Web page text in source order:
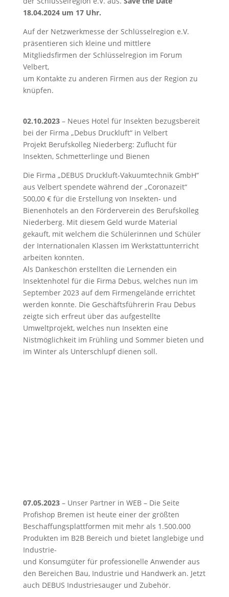
18.04.2024 um 17 Uhr.
Auf der Netzwerkmesse der Schlüsselregion e.V.
präsentieren sich kleine und mittlere
Mitgliedsfirmen der Schlüsselregion im Forum
Velbert,
um Kontakte zu anderen Firmen aus der Region zu
knüpfen.
02.10.2023– Neues Hotel für Insekten bezugsbereit
bei der Firma „Debus Druckluft“ in Velbert
Projekt Berufskolleg Niederberg: Zuflucht für
Insekten, Schmetterlinge und Bienen
Die Firma „DEBUS Druckluft-Vakuumtechnik GmbH“
aus Velbert spendete während der „Coronazeit“
500,00 € für die Erstellung von Insekten- und
Bienenhotels an den Förderverein des Berufskolleg
Niederberg. Mit diesem Geld wurde Material
gekauft, mit welchem die Schülerinnen und Schüler
der Internationalen Klassen im Werkstattunterricht
arbeiten konnten.
Als Dankeschön erstellten die Lernenden ein
Insektenhotel für die Firma Debus, welches nun im
September 2023 auf dem Firmengelände errichtet
werden konnte. Die Geschäftsführerin Frau Debus
zeigte sich erfreut über das aufgestellte
Umweltprojekt, welches nun Insekten eine
Nistmöglichkeit im Frühling und Sommer bieten und
im Winter als Unterschlupf dienen soll.
07.05.2023– Unser Partner in WEB – Die Seite
Profishop Bremen ist heute einer der größten
Beschaffungsplattformen mit mehr als 1.500.000
Produkten im B2B Bereich und bietet langlebige und
Industrie-
und Konsumgüter für professionelle Anwender aus
den Bereichen Bau, Industrie und Handwerkan. Jetzt
auch DEBUS Industriesauger und Zubehör.